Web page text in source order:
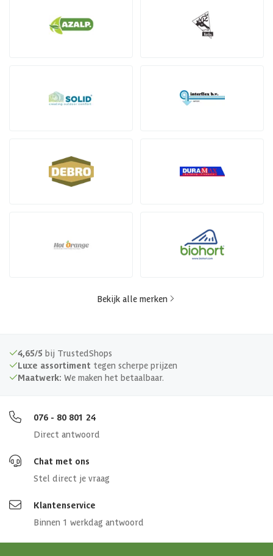
Bekijk alle merken
4,65/5 bij TrustedShops
Luxe assortiment tegen scherpe prijzen
Maatwerk: We maken het betaalbaar.
076 - 80 801 24
Direct antwoord
Chat met ons
Stel direct je vraag
Klantenservice
Binnen 1 werkdag antwoord